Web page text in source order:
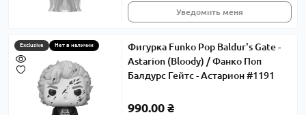
Уведомить меня
Exclusive Нет в наличии
Фигурка Funko Pop Baldur's Gate -
Astarion (Bloody) / Фанко Поп
Балдурс Гейтс - Астарион #1191
990.00 ₴